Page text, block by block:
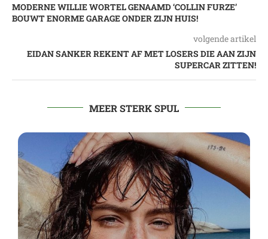
MODERNE WILLIE WORTEL GENAAMD ‘COLLIN FURZE’
BOUWT ENORME GARAGE ONDER ZIJN HUIS!
volgende artikel
EIDAN SANKER REKENT AF MET LOSERS DIE AAN ZIJN
SUPERCAR ZITTEN!
MEER STERK SPUL